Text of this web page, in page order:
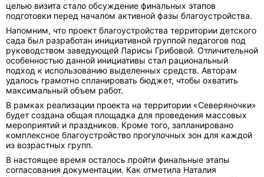
целью визита стало обсуждение финальных этапов
подготовки перед началом активной фазы благоустройства.
Напомним, что проект благоустройства территории детского
сада был разработан инициативной группой педагогов под
руководством заведующей Ларисы Грибовой. Отличительной
особенностью данной инициативы стал рациональный
подход к использованию выделенных средств. Авторам
удалось грамотно спланировать бюджет, чтобы охватить
максимальный объем работ.
В рамках реализации проекта на территории «Северяночки»
будет создана общая площадка для проведения массовых
мероприятий и праздников. Кроме того, запланировано
комплексное благоустройство прогулочных зон для каждой
из возрастных групп.
В настоящее время осталось пройти финальные этапы
согласования документации. Как отметила Наталия